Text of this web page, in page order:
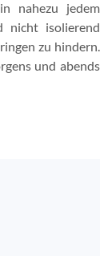
nahezu jedem
nicht isolierend
zu hindern.
und abends